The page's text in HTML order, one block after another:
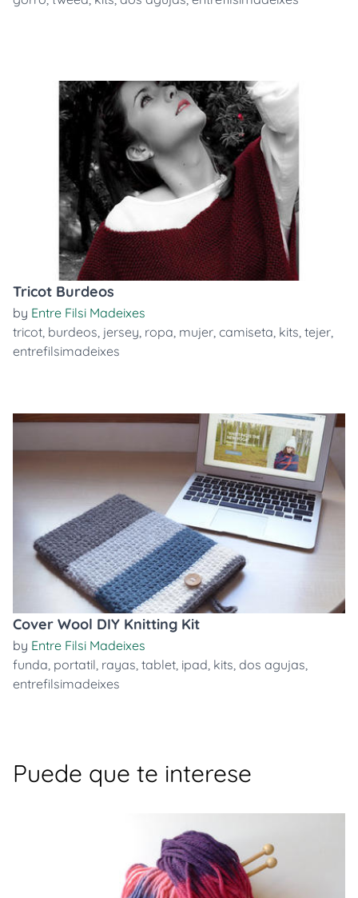
Tricot Burdeos
by Entre Filsi Madeixes
tricot, burdeos, jersey, ropa, mujer, camiseta, kits, tejer,
entrefilsimadeixes
Cover Wool DIY Knitting Kit
by Entre Filsi Madeixes
funda, portatil, rayas, tablet, ipad, kits, dos agujas,
entrefilsimadeixes
Puede que te interese